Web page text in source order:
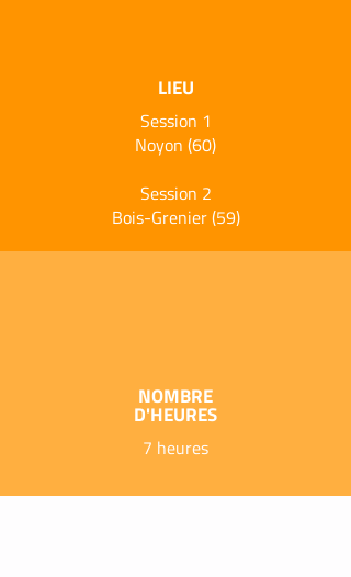
LIEU
Session 1
Noyon (60)
Session 2
Bois-Grenier (59)
NOMBRE
D'HEURES
7 heures